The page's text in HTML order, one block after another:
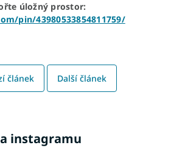
úložný prostor:
pin/43980533854811759/
článek Další článek
instagramu